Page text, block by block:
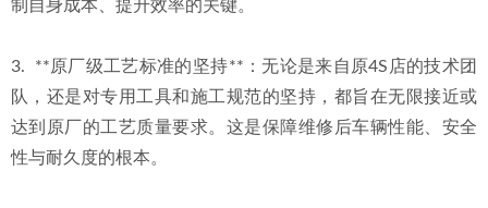
制自身成本、提升效率的关键。
3.  **原厂级工艺标准的坚持**：无论是来自原4S店的技术团
队，还是对专用工具和施工规范的坚持，都旨在无限接近或
达到原厂的工艺质量要求。这是保障维修后车辆性能、安全
性与耐久度的根本。